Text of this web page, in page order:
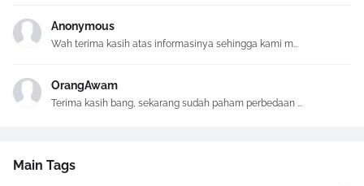
Anonymous
Wah terima kasih atas informasinya sehingga kami m...
OrangAwam
Terima kasih bang, sekarang sudah paham perbedaan ...
Main Tags